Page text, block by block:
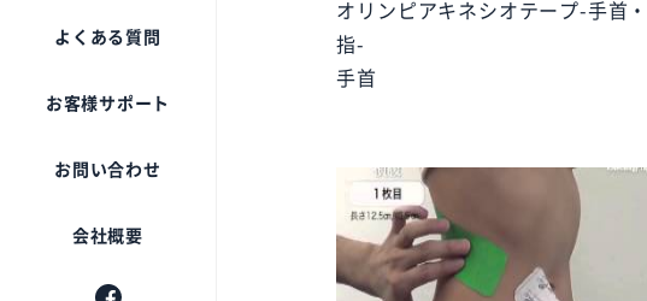
キネシオロジーテープ
ハイバブルバス
お客様の声
お客様の声
よくある質問
お客様サポート
お問い合わせ
会社概要
オリンピアキネシオテープ-手首・
指-
手首